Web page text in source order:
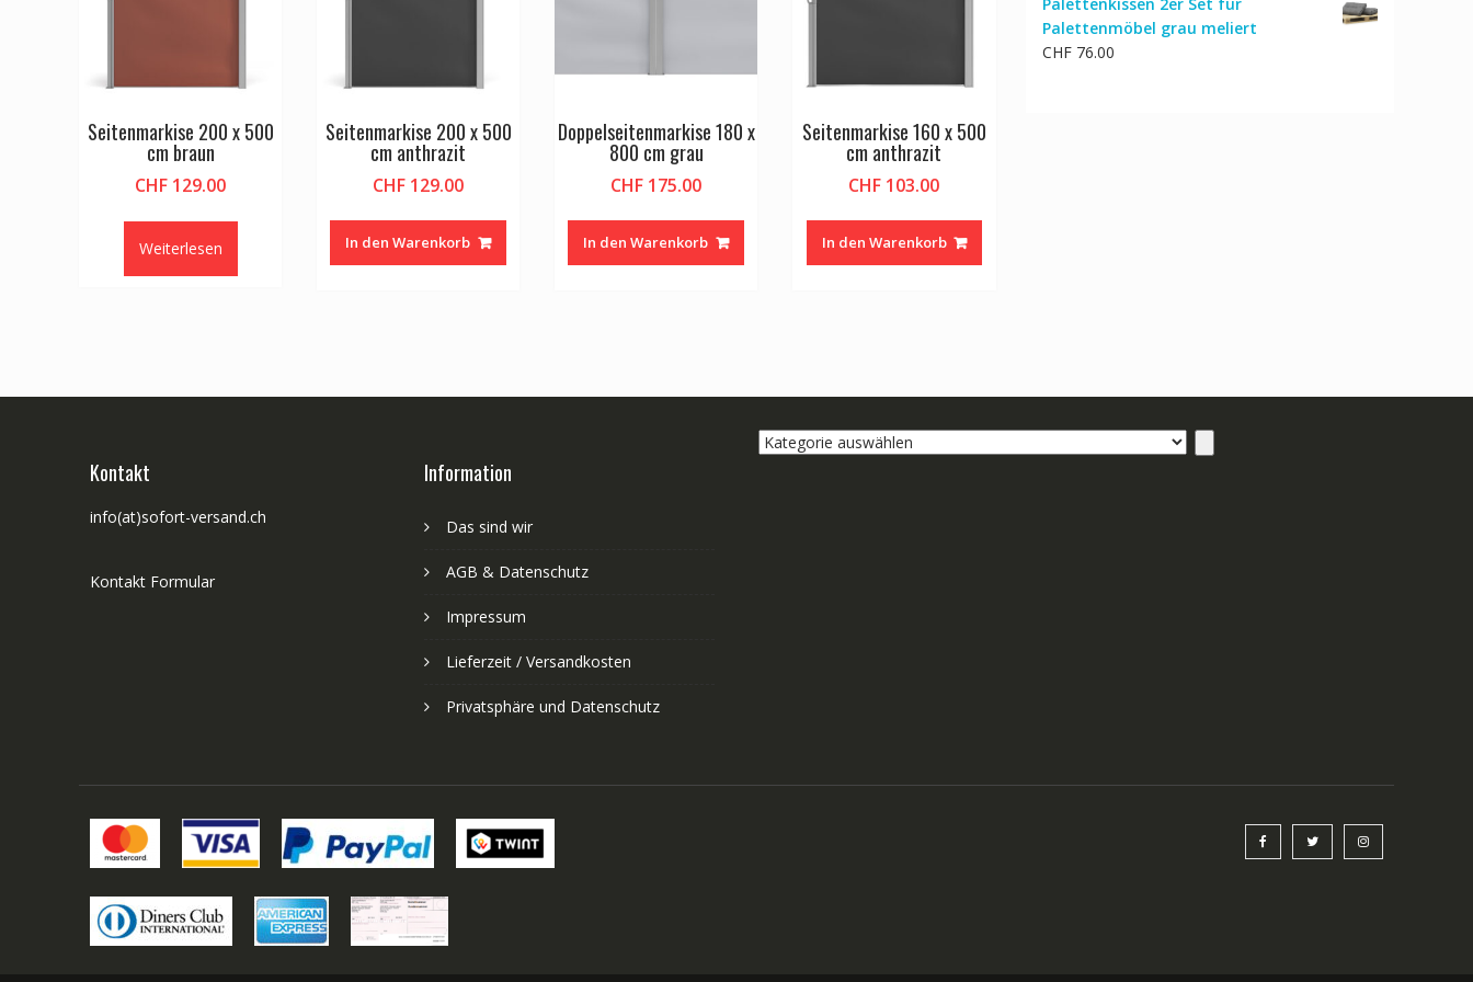
Seitenmarkise 200 x 500
cm braun
CHF 129.00
Weiterlesen
Seitenmarkise 200 x 500
cm anthrazit
CHF 129.00
In den Warenkorb
Doppelseitenmarkise 180 x
800 cm grau
CHF 175.00
In den Warenkorb
Seitenmarkise 160 x 500
cm anthrazit
CHF 103.00
In den Warenkorb
Palettenkissen 2er Set für
Palettenmöbel grau meliert
CHF 76.00
Kontakt
info(at)sofort-versand.ch
Kontakt Formular
Information
Das sind wir
AGB & Datenschutz
Impressum
Lieferzeit / Versandkosten
Privatsphäre und Datenschutz
Kategorie